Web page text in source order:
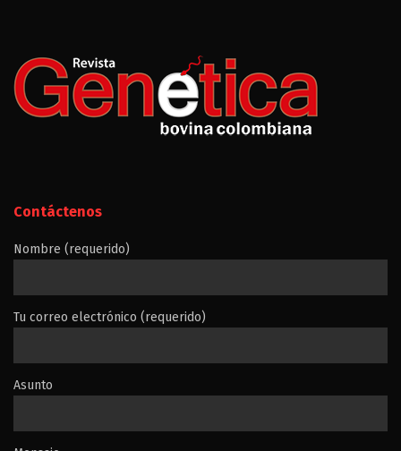
Contáctenos
Nombre (requerido)
Tu correo electrónico (requerido)
Asunto